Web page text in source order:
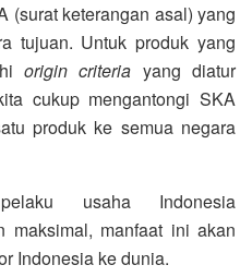
(surat keterangan asal) yang
tujuan. Untuk produk yang
origin criteria yang diatur
cukup mengantongi SKA
produk ke semua negara
usaha Indonesia
maksimal, manfaat ini akan
Indonesia ke dunia.